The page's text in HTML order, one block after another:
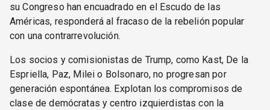
su Congreso han encuadrado en el Escudo de las
Américas, responderá al fracaso de la rebelión popular
con una contrarrevolución.
Los socios y comisionistas de Trump, como Kast, De la
Espriella, Paz, Milei o Bolsonaro, no progresan por
generación espontánea. Explotan los compromisos de
clase de demócratas y centro izquierdistas con la